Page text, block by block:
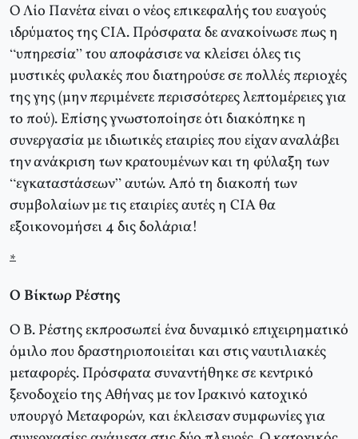
Ο Λίο Πανέτα είναι ο νέος επικεφαλής του ευαγούς
ιδρύματος της CIA. Πρόσφατα δε ανακοίνωσε πως η
“υπηρεσία” του αποφάσισε να κλείσει όλες τις
μυστικές φυλακές που διατηρούσε σε πολλές περιοχές
της γης (μην περιμένετε περισσότερες λεπτομέρειες για
το πού). Επίσης γνωστοποίησε ότι διακόπηκε η
συνεργασία με ιδιωτικές εταιρίες που είχαν αναλάβει
την ανάκριση των κρατουμένων και τη φύλαξη των
“εγκαταστάσεων” αυτών. Από τη διακοπή των
συμβολαίων με τις εταιρίες αυτές η CIA θα
εξοικονομήσει 4 δις δολάρια!
*
Ο Βίκτωρ Ρέστης
Ο Β. Ρέστης εκπροσωπεί ένα δυναμικό επιχειρηματικό
όμιλο που δραστηριοποιείται και στις ναυτιλιακές
μεταφορές. Πρόσφατα συναντήθηκε σε κεντρικό
ξενοδοχείο της Αθήνας με τον Ιρακινό κατοχικό
υπουργό Μεταφορών, και έκλεισαν συμφωνίες για